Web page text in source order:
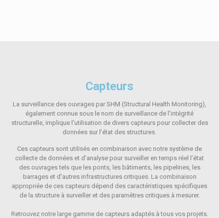
Capteurs
La surveillance des ouvrages par SHM (Structural Health Monitoring),
également connue sous le nom de surveillance de l’intégrité
structurelle, implique l’utilisation de divers capteurs pour collecter des
données sur l’état des structures.
Ces capteurs sont utilisés en combinaison avec notre système de
collecte de données et d’analyse pour surveiller en temps réel l’état
des ouvrages tels que les ponts, les bâtiments, les pipelines, les
barrages et d’autres infrastructures critiques. La combinaison
appropriée de ces capteurs dépend des caractéristiques spécifiques
de la structure à surveiller et des paramètres critiques à mesurer.
Retrouvez notre large gamme de capteurs adaptés à tous vos projets.